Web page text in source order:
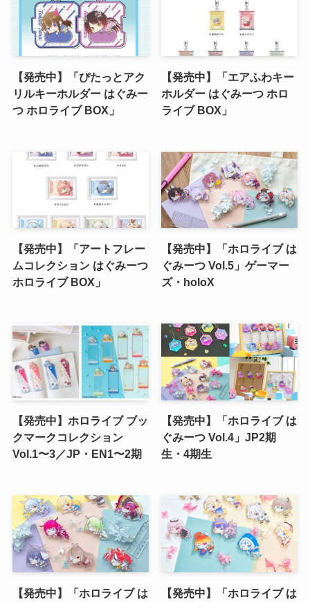
【発売中】「ぴたっとアク
リルキーホルダー はぐみー
つ ホロライブ BOX」
【発売中】「エアふわキー
ホルダー はぐみーつ ホロ
ライブ BOX」
【発売中】「アートフレー
ムコレクション はぐみーつ
ホロライブ BOX」
【発売中】「ホロライブ は
ぐみーつ Vol.5」ゲーマー
ズ・holoX
【発売中】ホロライブ ブッ
クマークコレクション
Vol.1〜3／JP・EN1〜2期
【発売中】「ホロライブ は
ぐみーつ Vol.4」JP2期
生・4期生
【発売中】「ホロライブ は
【発売中】「ホロライブ は